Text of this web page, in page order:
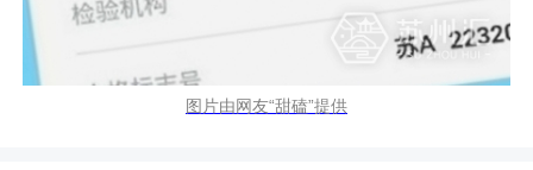
图片由网友“甜磕”提供